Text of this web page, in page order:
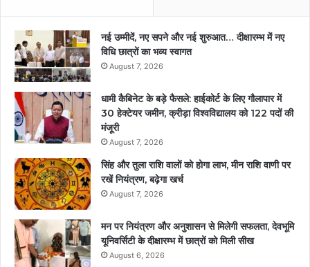
नई उम्मीदें, नए सपने और नई शुरुआत… दीक्षारम्भ में नए
विधि छात्रों का भव्य स्वागत
August 7, 2026
धामी कैबिनेट के बड़े फैसले: हाईकोर्ट के लिए गौलापार में
30 हेक्टेयर जमीन, क्रीड़ा विश्वविद्यालय को 122 पदों की
मंजूरी
August 7, 2026
सिंह और तुला राशि वालों को होगा लाभ, मीन राशि वाणी पर
रखें नियंत्रण, बढ़ेगा खर्च
August 7, 2026
मन पर नियंत्रण और अनुशासन से मिलेगी सफलता, देवभूमि
यूनिवर्सिटी के दीक्षारम्भ में छात्रों को मिली सीख
August 6, 2026